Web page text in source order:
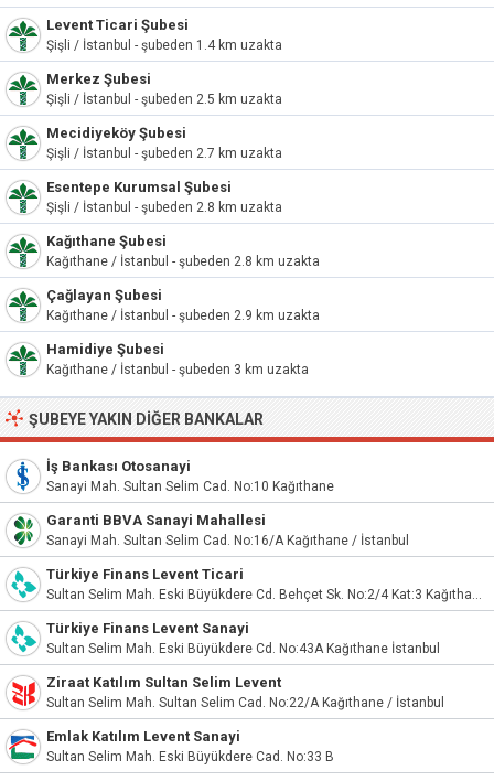
Levent Ticari Şubesi
Şişli / İstanbul - şubeden 1.4 km uzakta
Merkez Şubesi
Şişli / İstanbul - şubeden 2.5 km uzakta
Mecidiyeköy Şubesi
Şişli / İstanbul - şubeden 2.7 km uzakta
Esentepe Kurumsal Şubesi
Şişli / İstanbul - şubeden 2.8 km uzakta
Kağıthane Şubesi
Kağıthane / İstanbul - şubeden 2.8 km uzakta
Çağlayan Şubesi
Kağıthane / İstanbul - şubeden 2.9 km uzakta
Hamidiye Şubesi
Kağıthane / İstanbul - şubeden 3 km uzakta
ŞUBEYE YAKIN DIĞER BANKALAR
İş Bankası Otosanayi
Sanayi Mah. Sultan Selim Cad. No:10 Kağıthane
Garanti BBVA Sanayi Mahallesi
Sanayi Mah. Sultan Selim Cad. No:16/A Kağıthane / İstanbul
Türkiye Finans Levent Ticari
Sultan Selim Mah. Eski Büyükdere Cd. Behçet Sk. No:2/4 Kat:3 Kağıthane İstanbul
Türkiye Finans Levent Sanayi
Sultan Selim Mah. Eski Büyükdere Cd. No:43A Kağıthane İstanbul
Ziraat Katılım Sultan Selim Levent
Sultan Selim Mah. Sultan Selim Cad. No:22/A Kağıthane / İstanbul
Emlak Katılım Levent Sanayi
Sultan Selim Mah. Eski Büyükdere Cad. No:33 B